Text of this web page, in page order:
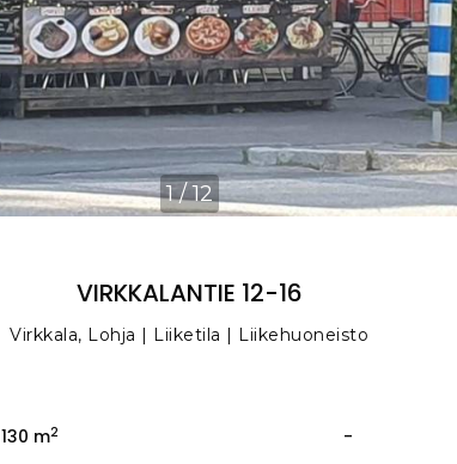
1/12
VIRKKALANTIE 12-16
Virkkala, Lohja | Liiketila | Liikehuoneisto
130 m2 -